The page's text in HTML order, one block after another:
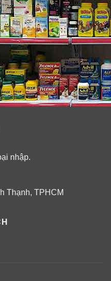
bù nước bù
Liquid I.V.
nhập.
Thạnh, TPHCM